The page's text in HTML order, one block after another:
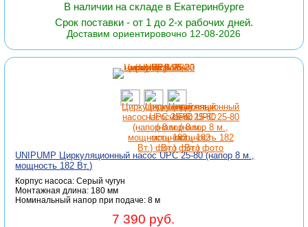
В наличии на складе в Екатеринбурге
Срок поставки - от 1 до 2-х рабочих дней.
Доставим ориентировочно 12-08-2026
UNIPUMP Циркуляционный насос UPС 25-80 (напор 8 м.,
мощность 182 Вт.)
Корпус насоса: Серый чугун
Монтажная длина: 180 мм
Номинальный напор при подаче: 8 м
7 390 руб.